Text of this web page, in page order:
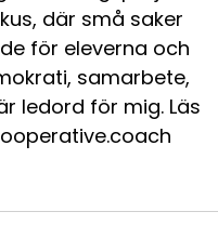
där små saker
för eleverna och
samarbete,
ledord för mig. Läs